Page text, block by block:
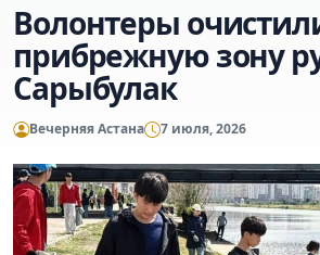
Волонтеры
прибрежную зону
Сарыбулак
Вечерняя Астана 7 июля, 2026